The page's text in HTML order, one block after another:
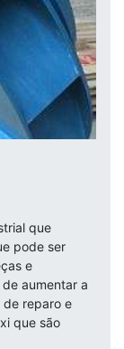
que
pode ser
e
aumentar a
reparo e
que são